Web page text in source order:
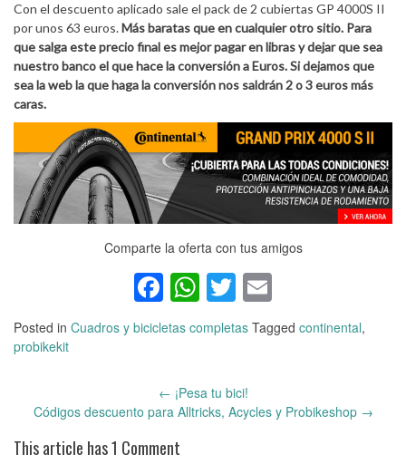
Con el descuento aplicado sale el pack de 2 cubiertas GP 4000S II
por unos 63 euros.Más baratas que en cualquier otro sitio. Para
que salga este precio final es mejor pagar en libras y dejar que sea
nuestro banco el que hace la conversión a Euros. Si dejamos que
sea la web la que haga la conversión nos saldrán 2 o 3 euros más
caras.
Comparte la oferta con tus amigos
Facebook
WhatsApp
Twitter
Posted in Cuadros y bicicletas completas Tagged continental,
probikekit
Post
← ¡Pesa tu bici!
Códigos descuento para Alltricks, Acycles y Probikeshop →
This article has 1 Comment